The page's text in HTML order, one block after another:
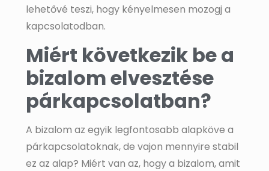
lehetővé teszi, hogy kényelmesen mozogj a
kapcsolatodban.
Miért következik be a
bizalom elvesztése
párkapcsolatban?
A bizalom az egyik legfontosabb alapköve a
párkapcsolatoknak, de vajon mennyire stabil
ez az alap? Miért van az, hogy a bizalom, amit